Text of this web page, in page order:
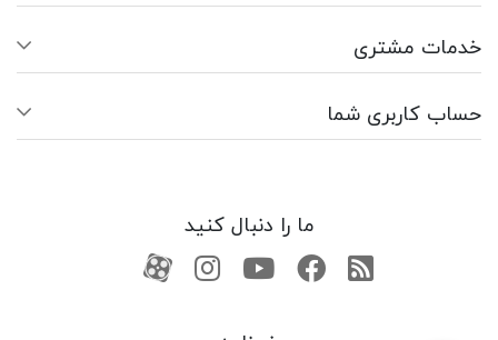
خدمات مشتری
حساب کاربری شما
ما را دنبال کنید
RSSفیسبوکیوتیوبکانال آپارات
کانال آپارات